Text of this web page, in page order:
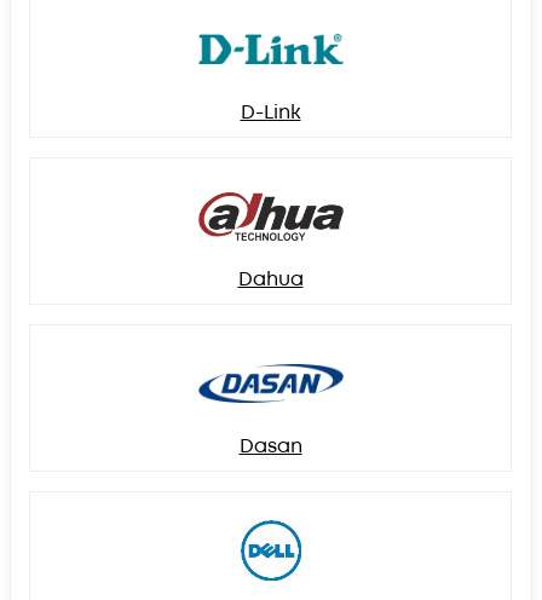
D-Link
Dahua
Dasan